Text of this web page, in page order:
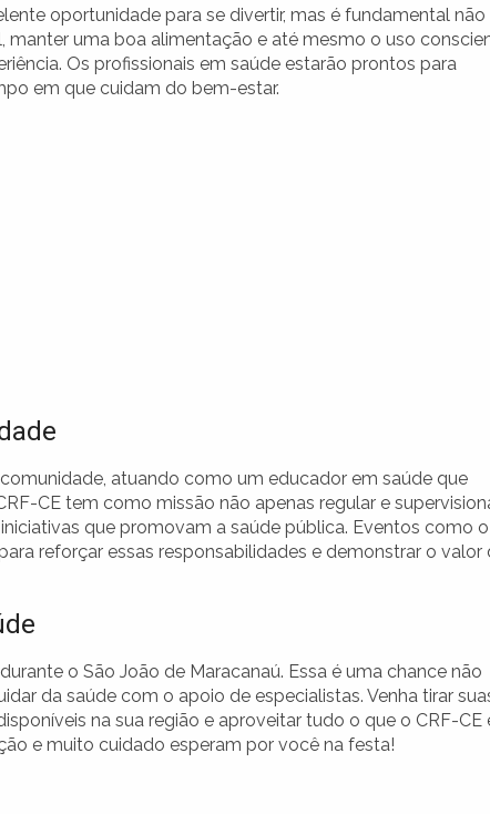
oportunidade para se divertir, mas é fundamental não
manter uma boa alimentação e até mesmo o uso
Os profissionais em saúde estarão prontos para
em que cuidam do bem-estar.
atuando como um educador em saúde que
CE tem como missão não apenas regular e
que promovam a saúde pública. Eventos como o
reforçar essas responsabilidades e demonstrar o valor
o São João de Maracanaú. Essa é uma chance não
da saúde com o apoio de especialistas. Venha tirar
na sua região e aproveitar tudo o que o CRF-CE
e muito cuidado esperam por você na festa!